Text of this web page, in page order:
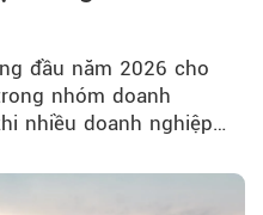
đầu năm 2026 cho
nhóm doanh
nhiều doanh nghiệp